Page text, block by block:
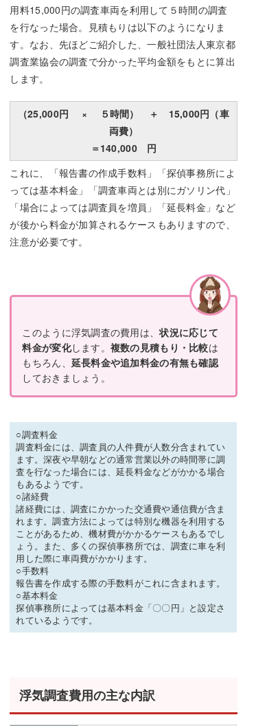
用料15,000円の調査車両を利用して５時間の調査
を行なった場合。見積もりは以下のようになりま
す。なお、先ほどご紹介した、一般社団法人東京都
調査業協会の調査で分かった平均金額をもとに算出
します。
（25,000円 × ５時間） ＋ 15,000円（車
両費）
＝140,000 円
これに、「報告書の作成手数料」「探偵事務所によ
っては基本料金」「調査車両とは別にガソリン代」
「場合によっては調査員を増員」「延長料金」など
が後から料金が加算されるケースもありますので、
注意が必要です。
このように浮気調査の費用は、状況に応じて
料金が変化します。 複数の見積もり・比較は
もちろん、 延長料金や追加料金の有無も確認
しておきましょう。
○調査料金
調査料金には、調査員の人件費が人数分含まれてい
ます。深夜や早朝などの通常営業以外の時間帯に調
査を行なった場合には、延長料金などがかかる場合
もあるようです。
○諸経費
諸経費には、調査にかかった交通費や通信費が含ま
れます。調査方法によっては特別な機器を利用する
ことがあるため、機材費がかかるケースもあるでし
ょう。また、多くの探偵事務所では、調査に車を利
用した際に車両費がかかります。
○手数料
報告書を作成する際の手数料がこれに含まれます。
○基本料金
探偵事務所によっては基本料金「〇〇円」と設定さ
れているようです。
浮気調査費用の主な内訳